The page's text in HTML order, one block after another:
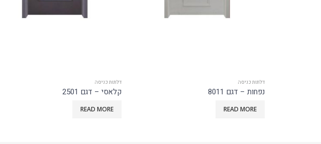
דלתות כניסה
קלאסי – דגם 2501
READ MORE
דלתות כניסה
פנורמי – דגם 5017
READ MORE